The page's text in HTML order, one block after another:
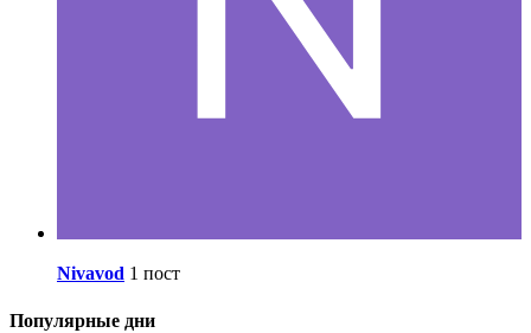
Nivavod 1 пост
Популярные дни